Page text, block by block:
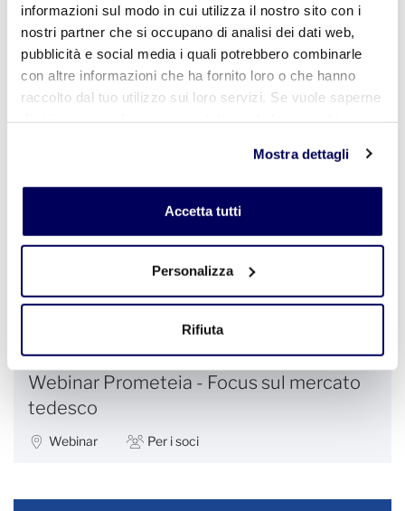
informazioni sul modo in cui utilizza il nostro sito con i
nostri partner che si occupano di analisi dei dati web,
pubblicità e social media i quali potrebbero combinarle
con altre informazioni che ha fornito loro o che hanno
raccolto dal tuo utilizzo sui loro servizi. Se vuole saperne
sul tasto "Accetta tutti". Se non vuole i cookie di
profilazione può negare il consenso sul tasto "Rifiuta".
Mostra dettagli
Accetta tutti
Personalizza
Rifiuta
11 Marzo
11:00-13:00
Webinar - Polizza assicurativa eventi
catastrofali: focus sul nuovo obbligo
Confindustria Ceramica - viale Monte Santo 40,
3
16:00-17:45
Webinar Prometeia - Focus sul mercato
tedesco
Webinar Per i soci